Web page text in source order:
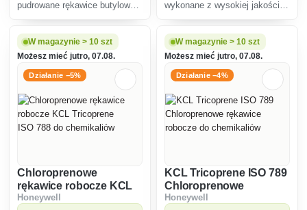
pudrowane rękawice butylowe
chemikaliami.
wykonane z wysokiej jakości
trwałym nitrylem są
szczególnie odpowiednie do
w środowiskach zaolejon
W magazynie > 10 szt
Możesz mieć jutro, 07.08.
Działanie −5%
Chloroprenowe
rękawice robocze KCL
Tricoprene ISO 788 do
Honeywell
W magazynie > 10 szt
Możesz mieć jutro, 07.08.
Działanie −4%
KCL Tricoprene ISO 789
Chloroprenowe
rękawice robocze do
Honeywell